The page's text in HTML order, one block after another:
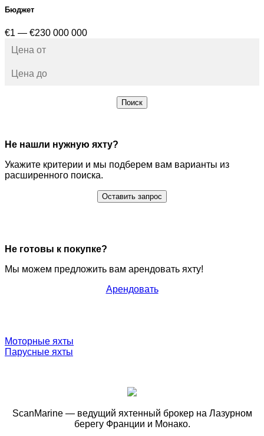
Бюджет
€1 — €230 000 000
Поиск
Не нашли нужную яхту?
Укажите критерии и мы подберем вам варианты из
расширенного поиска.
Оставить запрос
Не готовы к покупке?
Мы можем предложить вам арендовать яхту!
Арендовать
Моторные яхты
Парусные яхты
ScanMarine — ведущий яхтенный брокер на Лазурном
берегу Франции и Монако.